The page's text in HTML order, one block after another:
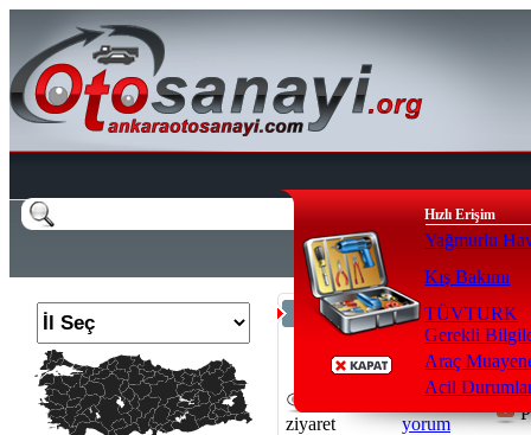
Hızlı Erişim
Yağmurlu
Kış Bakımı
TÜVTURK
Gerekli
Araç
Acil
Anasayfa>Çıkma Yedek ( hurdacı )
ziyaret
0
yorum